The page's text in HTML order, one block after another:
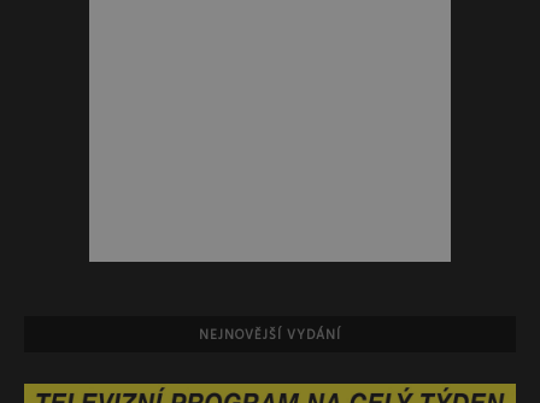
NEJNOVĚJŠÍ VYDÁNÍ